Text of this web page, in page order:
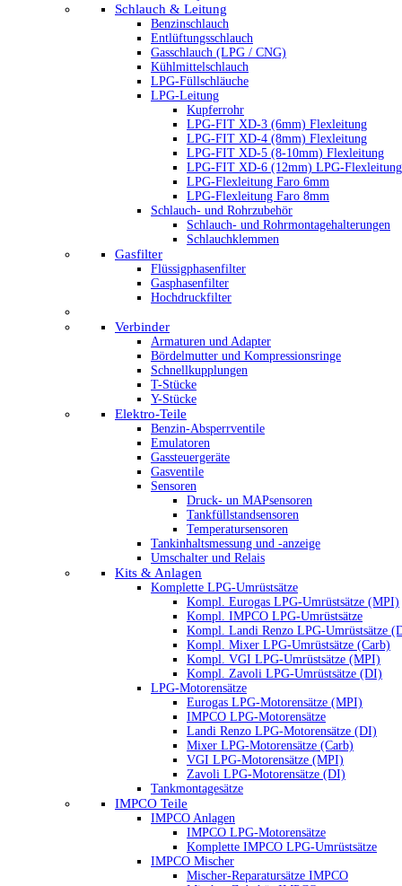
Schlauch & Leitung
Benzinschlauch
Entlüftungsschlauch
Gasschlauch (LPG / CNG)
Kühlmittelschlauch
LPG-Füllschläuche
LPG-Leitung
Kupferrohr
LPG-FIT XD-3 (6mm) Flexleitung
LPG-FIT XD-4 (8mm) Flexleitung
LPG-FIT XD-5 (8-10mm) Flexleitung
LPG-FIT XD-6 (12mm) LPG-Flexleitung
LPG-Flexleitung Faro 6mm
LPG-Flexleitung Faro 8mm
Schlauch- und Rohrzubehör
Schlauch- und Rohrmontagehalterungen
Schlauchklemmen
Gasfilter
Flüssigphasenfilter
Gasphasenfilter
Hochdruckfilter
Verbinder
Armaturen und Adapter
Bördelmutter und Kompressionsringe
Schnellkupplungen
T-Stücke
Y-Stücke
Elektro-Teile
Benzin-Absperrventile
Emulatoren
Gassteuergeräte
Gasventile
Sensoren
Druck- un MAPsensoren
Tankfüllstandsensoren
Temperatursensoren
Tankinhaltsmessung und -anzeige
Umschalter und Relais
Kits & Anlagen
Komplette LPG-Umrüstsätze
Kompl. Eurogas LPG-Umrüstsätze (MPI)
Kompl. IMPCO LPG-Umrüstsätze
Kompl. Landi Renzo LPG-Umrüstsätze
Kompl. Mixer LPG-Umrüstsätze (Carb)
Kompl. VGI LPG-Umrüstsätze (MPI)
Kompl. Zavoli LPG-Umrüstsätze (DI)
LPG-Motorensätze
Eurogas LPG-Motorensätze (MPI)
IMPCO LPG-Motorensätze
Landi Renzo LPG-Motorensätze (DI)
Mixer LPG-Motorensätze (Carb)
VGI LPG-Motorensätze (MPI)
Zavoli LPG-Motorensätze (DI)
Tankmontagesätze
IMPCO Teile
IMPCO Anlagen
IMPCO LPG-Motorensätze
Komplette IMPCO LPG-Umrüstsätze
IMPCO Mischer
Mischer-Reparatursätze IMPCO